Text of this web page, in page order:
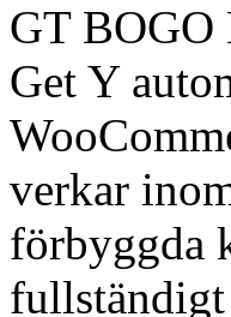
GT BOGO
Get Y
verkar
förbyggda